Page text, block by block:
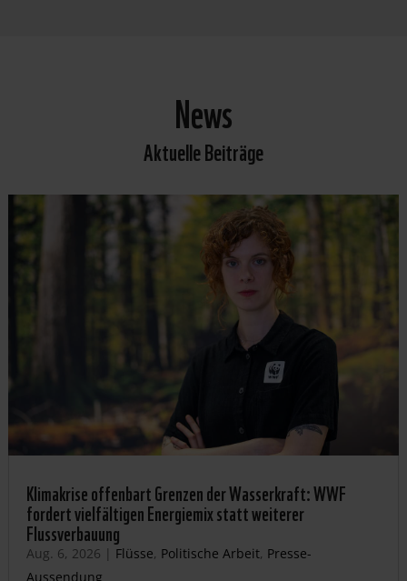
News
Aktuelle Beiträge
Klimakrise offenbart Grenzen der Wasserkraft: WWF
fordert vielfältigen Energiemix statt weiterer
Flussverbauung
Aug. 6, 2026 | Flüsse, Politische Arbeit, Presse-
Aussendung